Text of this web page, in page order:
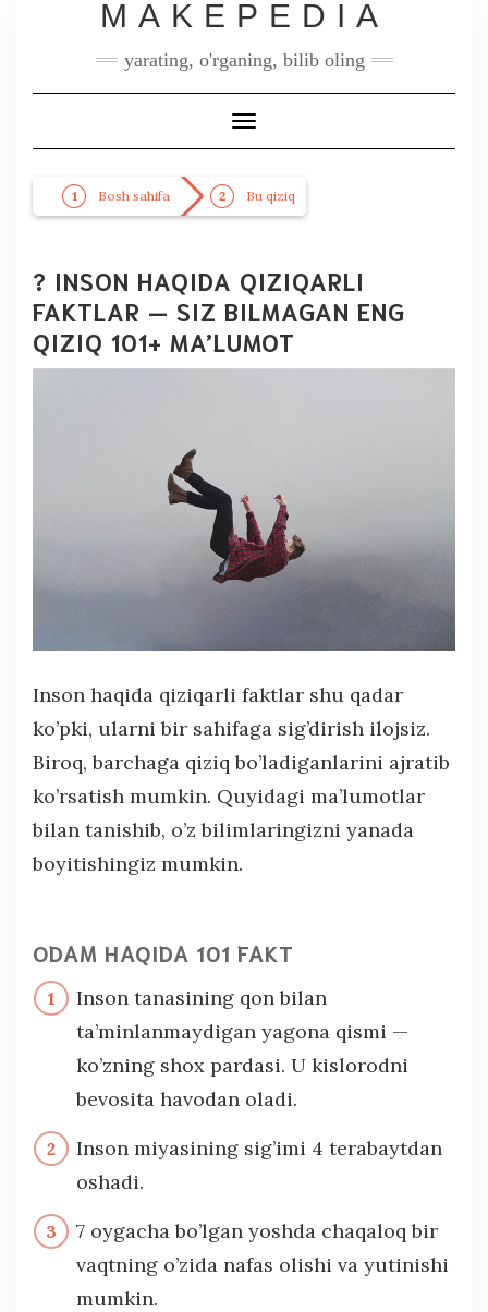
MAKEPEDIA
yarating, o'rganing, bilib oling
Toggle
Navigation
Bosh sahifa Bu qiziq
? INSON HAQIDA QIZIQARLI
FAKTLAR — SIZ BILMAGAN ENG
QIZIQ 101+ MA’LUMOT
Inson haqida qiziqarli faktlar shu qadar
ko’pki, ularni bir sahifaga sig’dirish ilojsiz.
Biroq, barchaga qiziq bo’ladiganlarini ajratib
ko’rsatish mumkin. Quyidagi ma’lumotlar
bilan tanishib, o’z bilimlaringizni yanada
boyitishingiz mumkin.
ODAM HAQIDA 101 FAKT
Inson tanasining qon bilan
ta’minlanmaydigan yagona qismi —
ko’zning shox pardasi. U kislorodni
bevosita havodan oladi.
Inson miyasining sig’imi 4 terabaytdan
oshadi.
7 oygacha bo’lgan yoshda chaqaloq bir
vaqtning o’zida nafas olishi va yutinishi
mumkin.